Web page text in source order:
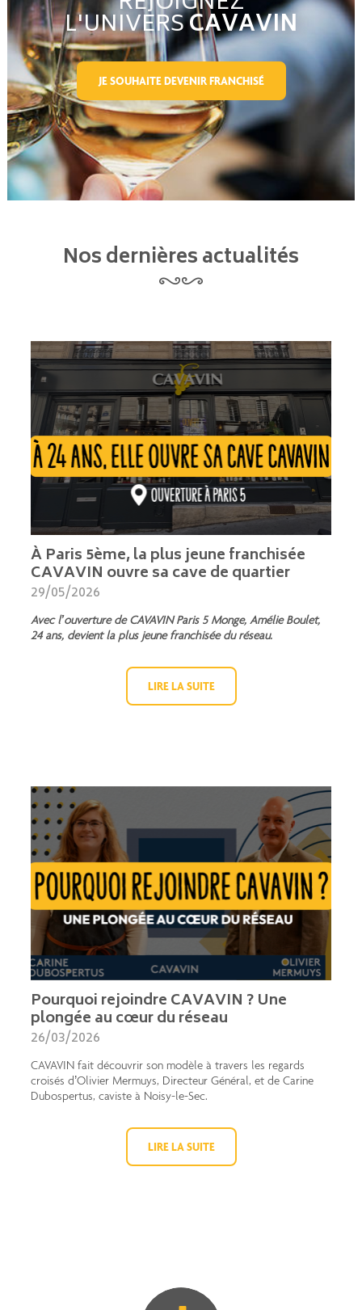
L'UNIVERSCAVAVIN
JE SOUHAITE DEVENIR FRANCHISÉ
Nos dernières actualités
À Paris 5ème, la plus jeune franchisée
CAVAVIN ouvre sa cave de quartier
29/05/2026
Avec l’ouverture de CAVAVIN Paris 5 Monge, Amélie Boulet,
24 ans, devient la plus jeune franchisée du réseau.
LIRE LA SUITE
Pourquoi rejoindre CAVAVIN ? Une
plongée au cœur du réseau
26/03/2026
CAVAVIN fait découvrir son modèle à travers les regards
croisés d’Olivier Mermuys, Directeur Général, et de Carine
Dubospertus, caviste à Noisy-le-Sec.
LIRE LA SUITE